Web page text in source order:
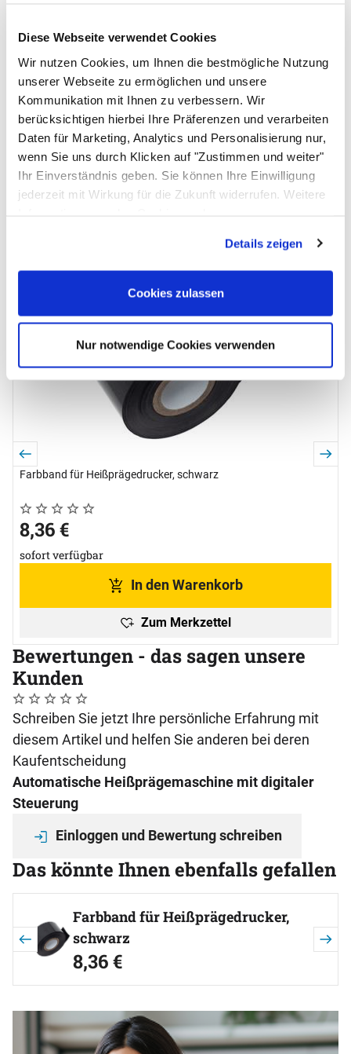
Diese Webseite verwendet Cookies
Wir nutzen Cookies, um Ihnen die bestmögliche Nutzung
unserer Webseite zu ermöglichen und unsere
Kommunikation mit Ihnen zu verbessern. Wir
berücksichtigen hierbei Ihre Präferenzen und verarbeiten
Daten für Marketing, Analytics und Personalisierung nur,
wenn Sie uns durch Klicken auf "Zustimmen und weiter"
Ihr Einverständnis geben. Sie können Ihre Einwilligung
jederzeit mit Wirkung für die Zukunft widerrufen. Weitere
Details zeigen
Cookies zulassen
Nur notwendige Cookies verwenden
Anzahl Buchstaben
E = 1 mal, X = 1 mal, P = 1 mal, M = 1 mal, F = 1 mal, D
= 1 mal, L = 1 mal, O = 1 mal, T = 1 mal
Bedienung
Automatisch, digitale Steuerung
Sonstiges
3-zeilig
Gewicht
Passendes Zubehör von ALLPAX
Zubehör überspringen
Farbband für Heißprägedrucker, schwarz
Noch keine Bewertungen abgegeben
0 Bewertungen
8,36€
sofort verfügbar
In den Warenkorb
Zum Merkzettel
Bewertungen - das sagen unsere
Kunden
Noch keine Bewertungen abgegeben
0 Bewertungen
Schreiben Sie jetzt Ihre persönliche Erfahrung mit
diesem Artikel und helfen Sie anderen bei deren
Kaufentscheidung
Automatische Heißprägemaschine mit digitaler
Steuerung
Einloggen und Bewertung schreiben
Das könnte Ihnen ebenfalls gefallen
Artikel überspringen
Farbband für Heißprägedrucker,
schwarz
8,36€